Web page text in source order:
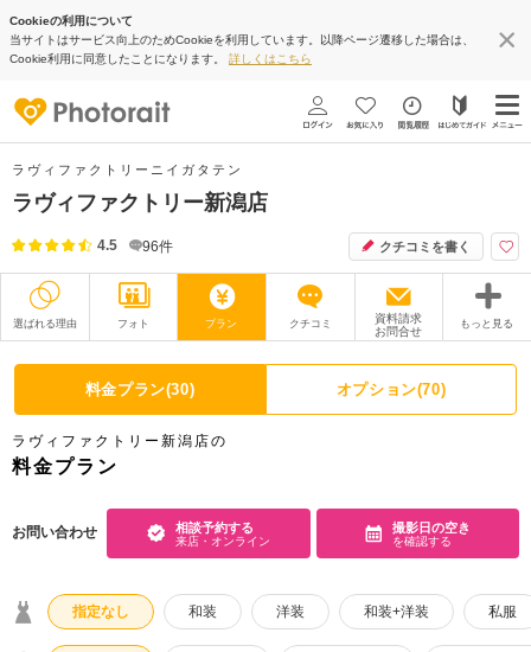
Cookieの利用について
当サイトはサービス向上のためCookieを利用しています。以降ページ遷移した場合は、
Cookie利用に同意したことになります。 詳しくはこちら
ラヴィファクトリーニイガタテン
ラヴィファクトリー新潟店
4.5 96件 クチコミを書く
選ばれる理由 フォト プラン クチコミ
資料請求
お問合せ
もっと見る
撮影レポート フォトグラファー
衣装 ムービー
オプション
アクセス/TEL スタジオトップ
料金プラン(30) オプション(70)
ラヴィファクトリー新潟店の
料金プラン
お問い合わせ 相談予約する
来店・オンライン
撮影日の空き
を確認する
指定なし 和装 洋装 和装+洋装 私服